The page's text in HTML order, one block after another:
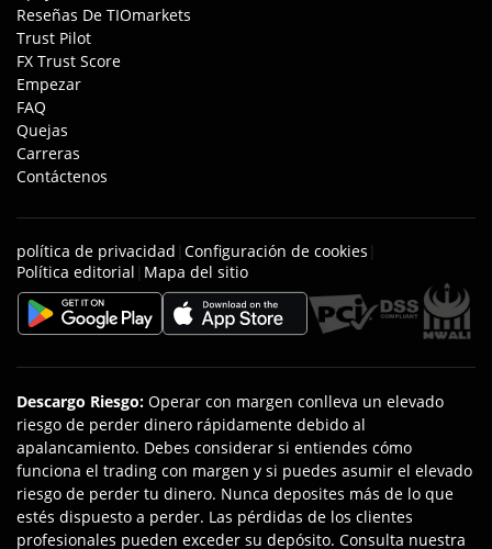
Reseñas De TIOmarkets
Trust Pilot
FX Trust Score
Empezar
FAQ
Quejas
Carreras
Contáctenos
política de privacidad | Configuración de cookies |
Política editorial | Mapa del sitio
Descargo Riesgo: Operar con margen conlleva un elevado
riesgo de perder dinero rápidamente debido al
apalancamiento. Debes considerar si entiendes cómo
funciona el trading con margen y si puedes asumir el elevado
riesgo de perder tu dinero. Nunca deposites más de lo que
estés dispuesto a perder. Las pérdidas de los clientes
profesionales pueden exceder su depósito. Consulta nuestra